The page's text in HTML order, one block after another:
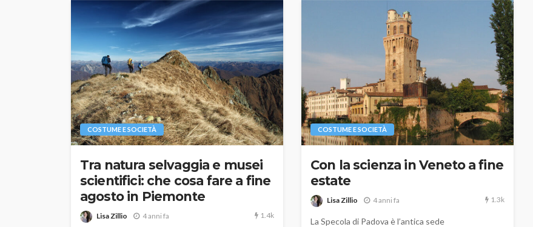
COSTUME E SOCIETÀ
Tra natura selvaggia e musei
scientifici: che cosa fare a fine
agosto in Piemonte
Lisa Zillio 4 anni fa 1.4k
COSTUME E SOCIETÀ
Con la scienza in Veneto a fine
estate
Lisa Zillio 4 anni fa 1.3k
La Specola di Padova è l’antica sede